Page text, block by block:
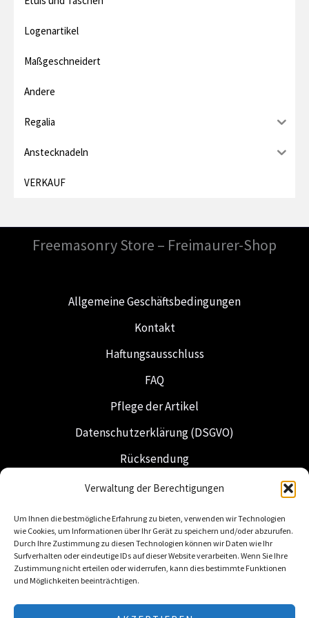
Verwaltung der Berechtigungen
Um Ihnen die bestmögliche Erfahrung zu bieten, verwenden wir Technologien
wie Cookies, um Informationen über Ihr Gerät zu speichern und/oder abzurufen.
Durch Ihre Zustimmung zu diesen Technologien können wir Daten wie Ihr
Surfverhalten oder eindeutige IDs auf dieser Website verarbeiten. Wenn Sie Ihre
Zustimmung nicht erteilen oder widerrufen, kann dies bestimmte Funktionen
und Möglichkeiten beeinträchtigen.
Logenartikel
Maßgeschneidert
Andere
Regalia
Anstecknadeln
VERKAUF
Freemasonry Store – Freimaurer-Shop
Allgemeine Geschäftsbedingungen
Kontakt
Haftungsausschluss
FAQ
Pflege der Artikel
Datenschutzerklärung (DSGVO)
Rücksendung
Versand & Lieferung
Niederländische Insignien